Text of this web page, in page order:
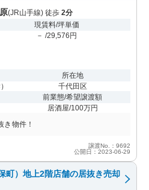
(JR山手線) 徒歩 2分
現賃料/坪単価
－ /29,576円
）
所在地
千代田区
前業態/希望譲渡額
居酒屋/100万円
き物件！
譲渡No.：9692
公開日：2023-06-29
町）地上2階店舗の居抜き売却